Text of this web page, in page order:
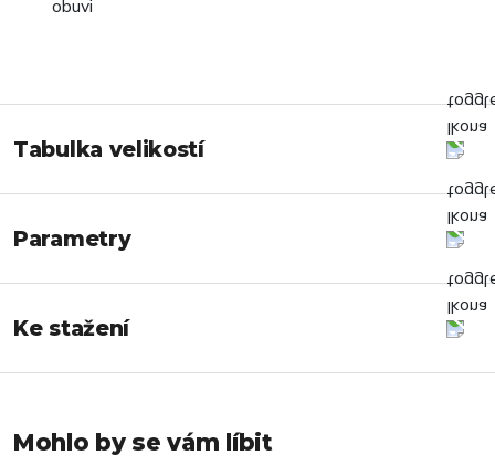
Tabulka velikostí
Parametry
Ke stažení
Mohlo by se vám líbit